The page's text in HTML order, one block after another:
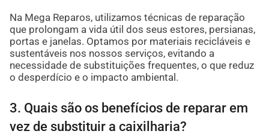
Na Mega Reparos, utilizamos técnicas de reparação
que prolongam a vida útil dos seus estores, persianas,
portas e janelas. Optamos por materiais recicláveis e
sustentáveis nos nossos serviços, evitando a
necessidade de substituições frequentes, o que reduz
o desperdício e o impacto ambiental.
3. Quais são os benefícios de reparar em
vez de substituir a caixilharia?